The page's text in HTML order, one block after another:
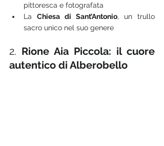
pittoresca e fotografata
La Chiesa di Sant’Antonio, un trullo
sacro unico nel suo genere
2. Rione Aia Piccola: il cuore
autentico di Alberobello